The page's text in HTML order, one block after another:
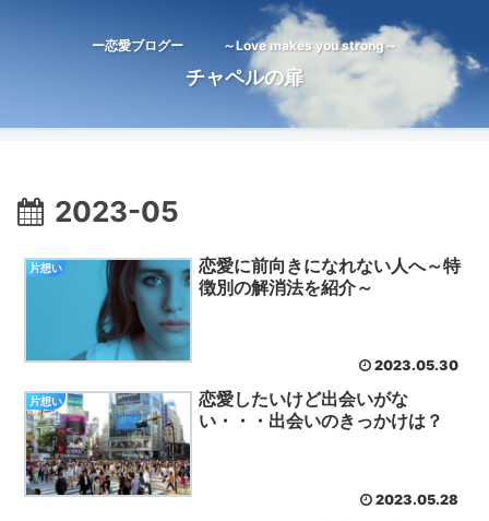
ー恋愛ブログー ～Love makes you strong～
チャペルの扉
2023-05
片想い
恋愛に前向きになれない人へ～特
徴別の解消法を紹介～
2023.05.30
片想い
恋愛したいけど出会いがな
い・・・出会いのきっかけは？
2023.05.28